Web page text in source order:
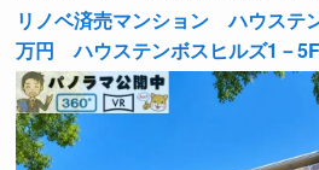
リノベ済売マンション ハウス
万円 ハウステンボスヒルズ1－5F